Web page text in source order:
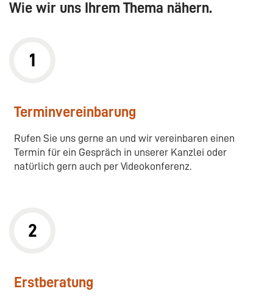
Wie wir uns Ihrem Thema nähern.
1
Terminvereinbarung
Rufen Sie uns gerne an und wir vereinbaren einen
Termin für ein Gespräch in unserer Kanzlei oder
natürlich gern auch per Videokonferenz.
2
Erstberatung